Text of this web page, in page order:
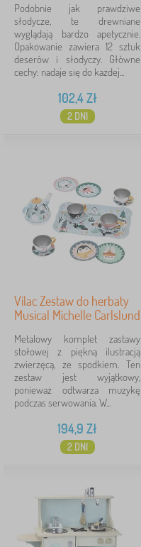
Marki
1
✓ Vilac
9
FILTRACJA
Podobnie jak prawdziwe
słodycze, te drewniane
wyglądają bardzo apetycznie.
Opakowanie zawiera 12 sztuk
deserów i słodyczy. Główne
cechy: nadaje się do każdej...
102,4Zł
2 DNI
Vilac Zestaw do herbaty
Musical Michelle Carlslund
Metalowy komplet zastawy
stołowej z piękną ilustracją
zwierzęcą, ze spodkiem. Ten
zestaw jest wyjątkowy,
ponieważ odtwarza muzykę
podczas serwowania. W...
194,9 Zł
2 DNI